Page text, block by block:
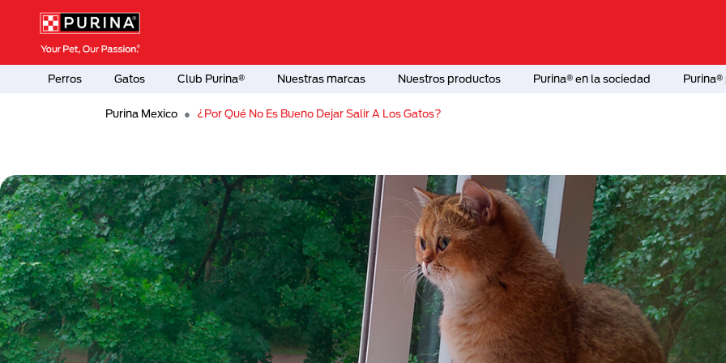
Pasar al contenido principal
Menú Secundario Purina
Menú Principal Purina
Perros Gatos Club Purina® Nuestras marcas Nuestros productos Purina® en la sociedad
Purina Mexico ¿Por Qué No Es Bueno Dejar Salir A Los Gatos?